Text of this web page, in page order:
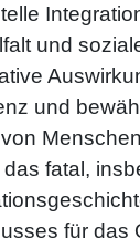
und
und
fatal,
für